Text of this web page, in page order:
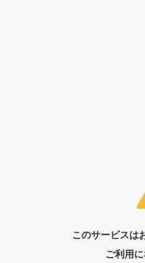
このサービスは
ご利用に